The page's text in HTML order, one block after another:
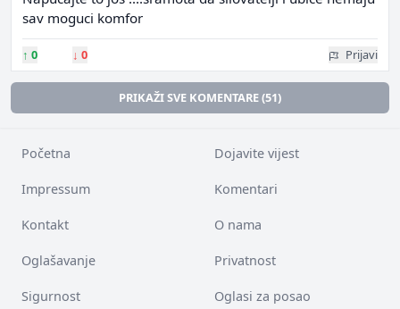
sav moguci komfor
↑ 0 ↓ 0 Prijavi
PRIKAŽI SVE KOMENTARE (51)
Početna Dojavite vijest
Impressum Komentari
Kontakt O nama
Oglašavanje Privatnost
Sigurnost Oglasi za posao